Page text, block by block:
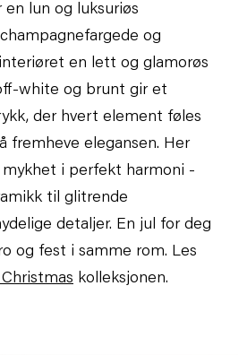
en lun og luksuriøs
og
en lett og glamorøs
white og brunt gir et
der hvert element føles
fremheve elegansen. Her
i perfekt harmoni -
til glitrende
detaljer. En jul for deg
og fest i samme rom. Les
kolleksjonen.